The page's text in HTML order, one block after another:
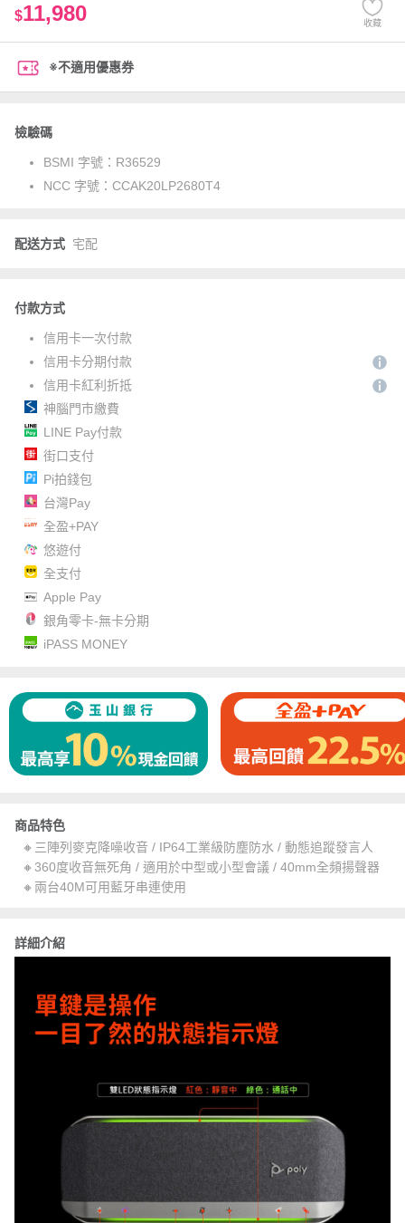
$11,980 收藏
※不適用優惠券
檢驗碼
BSMI 字號： R36529
NCC 字號： CCAK20LP2680T4
配送方式 宅配
付款方式
信用卡一次付款
信用卡分期付款
信用卡紅利折抵
神腦門市繳費
LINE Pay付款
街口支付
Pi拍錢包
台灣Pay
全盈+PAY
悠遊付
全支付
Apple Pay
銀角零卡-無卡分期
iPASS MONEY
商品特色
🔸三陣列麥克降噪收音 / IP64工業級防塵防水 / 動態追蹤發言人
🔸360度收音無死角 / 適用於中型或小型會議 / 40mm全頻揚聲器
🔸兩台40M可用藍牙串連使用
詳細介紹